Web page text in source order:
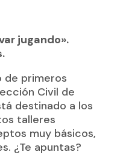
jugando».
de primeros
Civil de
destinado a los
talleres
muy básicos,
¿Te apuntas?